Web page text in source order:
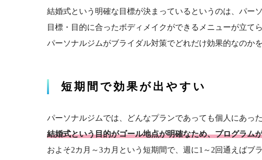
結婚式という明確な目標が決まっているというのは、パー
目標・目的に合ったボディメイクができるメニューが立て
パーソナルジムがブライダル対策でどれだけ効果的なのかを
短期間で効果が出やすい
パーソナルジムでは、どんなプランであっても個人にあっ
結婚式という目的がゴール地点が明確なため、プログラム
およそ2カ月～3カ月という短期間で、週に1～2回通えばブ